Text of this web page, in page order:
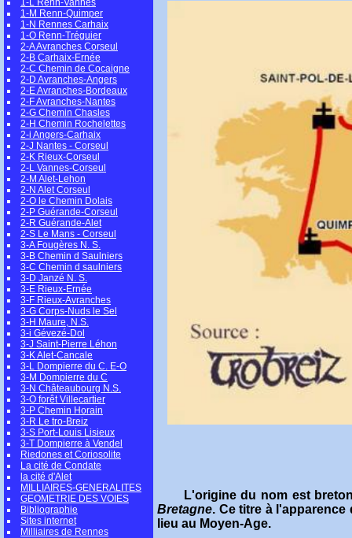
1-L Renn-Vannes
1-M Renn-Quimper
1-N Rennes Carhaix
1-O Renn-Tréguier
2-A Avranches Corseul
2-B Carhaix-Ernée
2-C Chemin de Cocaigne
2-D Avranches-Angers
2-E Avranches-Bordeaux
2-F Avranches-Nantes
2-G Chemin Chasles
2-H Chemin Rochelettes
2-i Angers-Carhaix
2-J Nantes - Corseul
2-K Rieux-Corseul
2-L Vannes-Corseul
2-M Alet-Lehon
2-N Alet Corseul
2-O le Chemin Dolais
2-P Guérande-Corseul
2-R Guérande-Alet
2-S Le Mans - Corseul
3-A Fougères N. S.
3-B Chemin d Saulniers
3-C Chemin d saulniers
3-D Janzé N. S.
3-E Rieux-Ernée
3-F Rieux-Avranches
3-G Corps-Nuds le Sel
3-H Maure, N.S.
3-i Gévezé-Dol
3-J Saint-Pierre Léhon
3-K Alet-Cancale
3-L Dompierre du C. E-O
3-M Dompierre du C
3-N Châteaubourg N.S.
3-O forêt Villecartier
3-P Chemin Horain
3-R Le tro-Breiz
3-S Port-Louis Lisieux
3-T Dompierre à Vendel
Riedones et Coriosolite
La cité de Condate
la cité d'Alet
MILLIAIRES-GENERALITES
GEOMETRIE DES VOIES
Bibliographie
Sites internet
Milliaires de Rennes
L'origine du nom est
Bretagne. Ce titre à
lieu au Moyen-Age.